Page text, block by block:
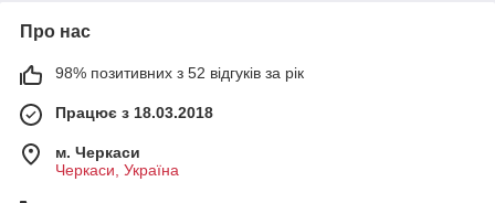
Про нас
98% позитивних з 52 відгуків за рік
Працює з 18.03.2018
м. Черкаси
Черкаси, Україна